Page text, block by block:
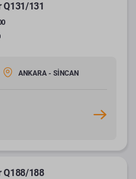
Q131/131
ANKARA - SİNCAN
Q188/188